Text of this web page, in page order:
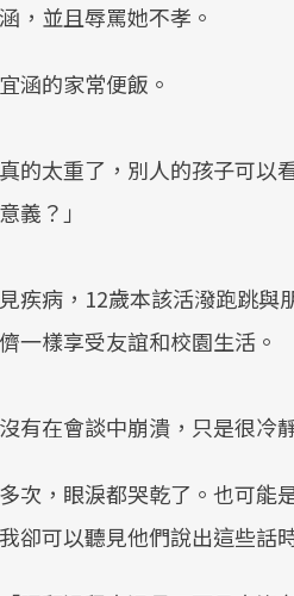
，並且辱罵她不孝。
涵的家常便飯。
真的太重了，別人的孩子可
義？」
疾病，12歲本該活潑跑跳
一樣享受友誼和校園生活。
有在會談中崩潰，只是很冷
次，眼淚都哭乾了。也可能
卻可以聽見他們說出這些話